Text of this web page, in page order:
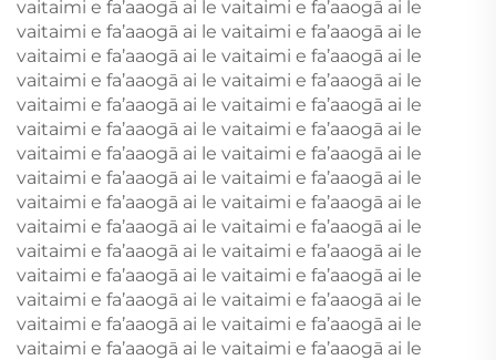
vaitaimi e fa’aaogā ai le vaitaimi e fa’aaogā ai le
vaitaimi e fa’aaogā ai le vaitaimi e fa’aaogā ai le
vaitaimi e fa’aaogā ai le vaitaimi e fa’aaogā ai le
vaitaimi e fa’aaogā ai le vaitaimi e fa’aaogā ai le
vaitaimi e fa’aaogā ai le vaitaimi e fa’aaogā ai le
vaitaimi e fa’aaogā ai le vaitaimi e fa’aaogā ai le
vaitaimi e fa’aaogā ai le vaitaimi e fa’aaogā ai le
vaitaimi e fa’aaogā ai le vaitaimi e fa’aaogā ai le
vaitaimi e fa’aaogā ai le vaitaimi e fa’aaogā ai le
vaitaimi e fa’aaogā ai le vaitaimi e fa’aaogā ai le
vaitaimi e fa’aaogā ai le vaitaimi e fa’aaogā ai le
vaitaimi e fa’aaogā ai le vaitaimi e fa’aaogā ai le
vaitaimi e fa’aaogā ai le vaitaimi e fa’aaogā ai le
vaitaimi e fa’aaogā ai le vaitaimi e fa’aaogā ai le
vaitaimi e fa’aaogā ai le vaitaimi e fa’aaogā ai le